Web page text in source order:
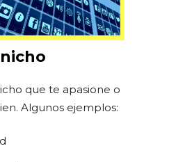
que te apasione o
Algunos ejemplos: